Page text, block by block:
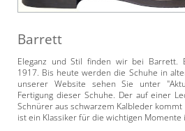
Barrett
Eleganz und Stil finden wir bei Barrett.
1917. Bis heute werden die Schuhe in
unserer Website sehen Sie unter
Fertigung dieser Schuhe. Der auf einer
Schnürer aus schwarzem Kalbleder
ist ein Klassiker für die wichtigen Momente